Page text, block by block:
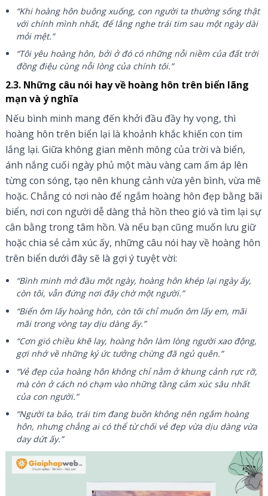
“Khi hoàng hôn buông xuống, con người ta thường sống thật
với chính mình nhất, để lắng nghe trái tim sau một ngày dài
mỏi mệt.”
“Tôi yêu hoàng hôn, bởi ở đó có những nỗi niềm của đất trời
đồng điệu cùng nỗi lòng của chính tôi.”
2.3. Những câu nói hay về hoàng hôn trên biển lãng
mạn và ý nghĩa
Nếu bình minh mang đến khởi đầu đầy hy vọng, thì
hoàng hôn trên biển lại là khoảnh khắc khiến con tim
lắng lại. Giữa không gian mênh mông của trời và biển,
ánh nắng cuối ngày phủ một màu vàng cam ấm áp lên
từng con sóng, tạo nên khung cảnh vừa yên bình, vừa mê
hoặc. Chẳng có nơi nào để ngắm hoàng hôn đẹp bằng bãi
biển, nơi con người dễ dàng thả hồn theo gió và tìm lại sự
cân bằng trong tâm hồn. Và nếu bạn cũng muốn lưu giữ
hoặc chia sẻ cảm xúc ấy, những câu nói hay về hoàng hôn
trên biển dưới đây sẽ là gợi ý tuyệt vời:
“Bình minh mở đầu một ngày, hoàng hôn khép lại ngày ấy,
còn tôi, vẫn đứng nơi đây chờ một người.”
“Biển ôm lấy hoàng hôn, còn tôi chỉ muốn ôm lấy em, mãi
mãi trong vòng tay dịu dàng ấy.”
“Cơn gió chiều khẽ lay, hoàng hôn làm lòng người xao động,
gợi nhớ về những ký ức tưởng chừng đã ngủ quên.”
“Vẻ đẹp của hoàng hôn không chỉ nằm ở khung cảnh rực rỡ,
mà còn ở cách nó chạm vào những tầng cảm xúc sâu nhất
của con người.”
“Người ta bảo, trái tim đang buồn không nên ngắm hoàng
hôn, nhưng chẳng ai có thể từ chối vẻ đẹp vừa dịu dàng vừa
day dứt ấy.”